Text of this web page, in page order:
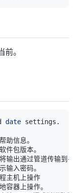
。
date